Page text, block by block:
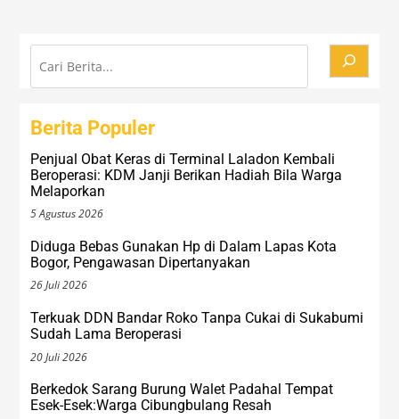
Cari
Berita Populer
Penjual Obat Keras di Terminal Laladon Kembali
Beroperasi: KDM Janji Berikan Hadiah Bila Warga
Melaporkan
5 Agustus 2026
Diduga Bebas Gunakan Hp di Dalam Lapas Kota
Bogor, Pengawasan Dipertanyakan
26 Juli 2026
Terkuak DDN Bandar Roko Tanpa Cukai di Sukabumi
Sudah Lama Beroperasi
20 Juli 2026
Berkedok Sarang Burung Walet Padahal Tempat
Esek-Esek:Warga Cibungbulang Resah